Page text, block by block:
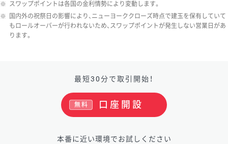
※ スワップポイントは各国の金利情勢により変動します。
※
国内外の祝祭日の影響により、ニューヨーククローズ時点で建玉を保有していて
もロールオーバーが行われないため、スワップポイントが発生しない営業日があ
ります。
最短30分で取引開始！
口座開設
無料
本番に近い環境でお試しください